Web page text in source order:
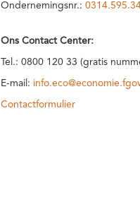
Ondernemingsnr.:
Ons Contact Center:
Tel.: 0800 120 33 (gratis
E-mail:
Contactformulier